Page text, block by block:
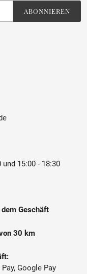
ABONNIEREN
15:00 - 18:30
Geschäft
30 km
Google Pay